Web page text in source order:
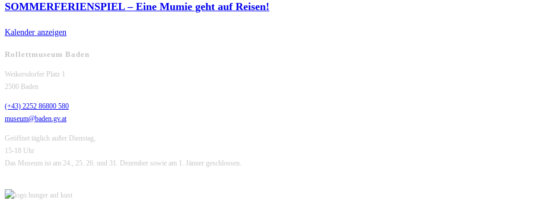
SOMMERFERIENSPIEL – Eine Mumie geht auf Reisen!
Kalender anzeigen
Rollettmuseum Baden
Weikersdorfer Platz 1
2500 Baden
(+43) 2252 86800 580
museum@baden.gv.at
Geöffnet täglich außer Dienstag,
15-18 Uhr
Das Museum ist am 24., 25. 26. und 31. Dezember sowie am 1. Jänner geschlossen.